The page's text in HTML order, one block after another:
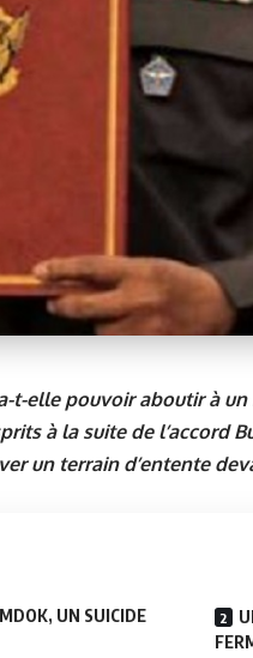
t-elle pouvoir aboutir à
à la suite de l’accord
un terrain d’entente
UN SUICIDE